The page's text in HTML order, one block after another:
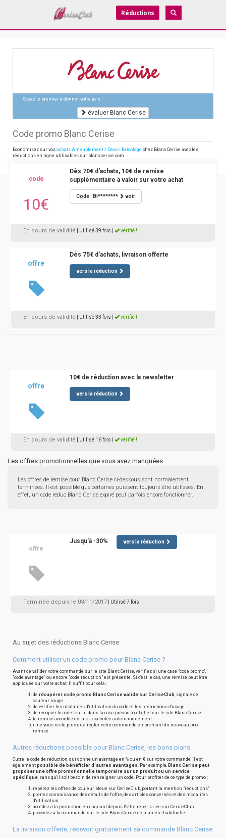
Réductions
Soyez le premier à donner votre avis !
évaluer Blanc Cerise
Code promo Blanc Cerise
Economisez sur vos achats Ameublement / Déco / Bricolage chez Blanc Cerise avec les
réductions en ligne utilisables sur blanc-cerise.com
code
10€
Dès 70€ d'achats, 10€ de remise
supplémentaire à valoir sur votre achat
Code : BI******** voir
En cours de validité | Utilisé 39 fois vérifié !
offre
Dès 75€ d'achats, livraison offerte
vers la réduction
En cours de validité | Utilisé 33 fois vérifié !
offre
10€ de réduction avec la newsletter
vers la réduction
En cours de validité | Utilisé 16 fois vérifié !
Les offres promotionnelles que vous avez manquées
Les offres de remise pour Blanc Cerise ci-dessous sont normalement
terminées. Il est possible que certaines puissent toujours être utilisées. En
effet, un code réduc Blanc Cerise expiré peut parfois encore fonctionner.
offre
Jusqu'à -30% vers la réduction
Terminée depuis le 03/11/2017 | Utilisé 7 fois
Au sujet des réductions Blanc Cerise
Comment utiliser un code promo pour Blanc Cerise ?
Avant de valider votre commande sur le site Blanc Cerise, vérifiez si une case "code promo",
"code avantage" ou encore "code réduction" est présente. Si c'est le cas, une remise peut être
appliquée sur votre achat. Il suffit pour cela :
de récupérer code promo Blanc Cerise valide sur CeriseClub, signalé de
couleur rouge
de vérifier les modalités d'utilisation du code et les restrictions d'usage
de recopier le code fourni dans la case prévue à cet effet sur le site Blanc Cerise
la remise accordée est alors calculée automatiquement
il ne vous reste plus qu'à régler votre commande en profitant du nouveau prix
remisé
Autres réductions possible pour Blanc Cerise, les bons plans
Outre le code de réduction, qui donne un avantage en % ou en € sur votre commande, il est
également possible de bénéficier d'autres avantages. Par exemple, Blanc Cerise peut
proposer une offre promotionnelle temporaire sur un produit ou un service
spécifique, sans qu'il soit besoin de renseigner un code. Pour profiter de ce type de promo :
repérez les offres de couleur bleue sur CeriseClub, portant la mention "réductions"
prenez connaissance des détails de l'offre, des articles concernés et des modalités
d'utilisation
accédez à la promotion en cliquant depuis l'offre répertoriée sur CeriseClub
procédez à la commande sur le site Blanc Cerise de manière habituelle
La livraison offerte, recevoir gratuitement sa commande Blanc Cerise